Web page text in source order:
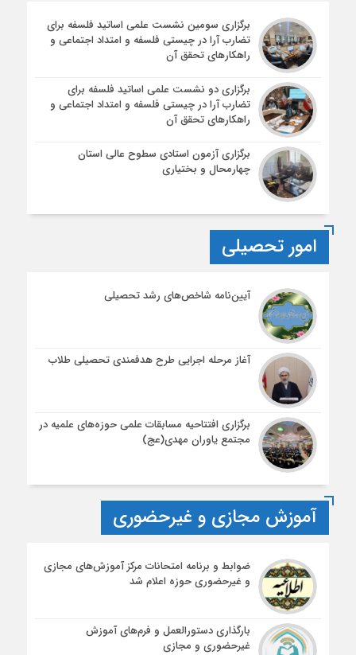
برگزاری سومین نشست علمی اساتید فلسفه برای
تضارب آرا در چیستی فلسفه و امتداد اجتماعی و
راهکارهای تحقق آن
برگزاری دو نشست علمی اساتید فلسفه برای
تضارب آرا در چیستی فلسفه و امتداد اجتماعی و
راهکارهای تحقق آن
برگزاری آزمون استادی سطوح عالی استان
چهارمحال و بختیاری
امور تحصیلی
آیین‌نامه شاخص‌های رشد تحصیلی
آغاز مرحله اجرایی طرح هدفمندی تحصیلی طلاب
برگزاری افتتاحیه مسابقات علمی حوزه‌های علمیه در
مجتمع یاوران مهدی(عج)
آموزش مجازی و غیرحضوری
ضوابط و برنامه امتحانات مرکز آموزش‌های مجازی
و غیرحضوری حوزه اعلام شد
بارگذاری دستورالعمل و فرم‌های آموزش
غیرحضوری و مجازی